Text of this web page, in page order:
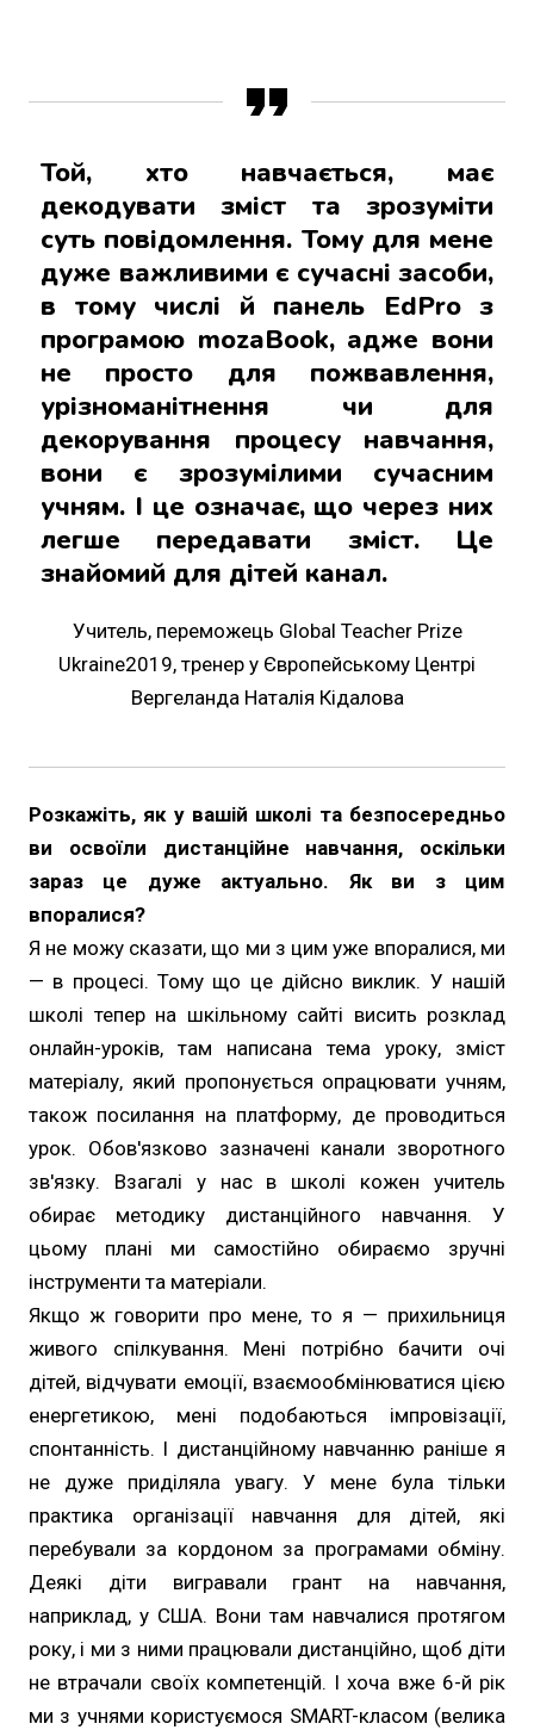
Той, хто навчається, має
декодувати зміст та зрозуміти
суть повідомлення. Тому для мене
дуже важливими є сучасні засоби,
в тому числі й панель EdPro з
програмою mozaBook, адже вони
не просто для пожвавлення,
урізноманітнення чи для
декорування процесу навчання,
вони є зрозумілими сучасним
учням. І це означає, що через них
легше передавати зміст. Це
знайомий для дітей канал.
Учитель, переможець Global Teacher Prize
Ukraine2019, тренер у Європейському Центрі
Вергеланда Наталія Кідалова
Розкажіть, як у вашій школі та безпосередньо
ви освоїли дистанційне навчання, оскільки
зараз це дуже актуально. Як ви з цим
впоралися?
Я не можу сказати, що ми з цим уже впоралися, ми
— в процесі. Тому що це дійсно виклик. У нашій
школі тепер на шкільному сайті висить розклад
онлайн-уроків, там написана тема уроку, зміст
матеріалу, який пропонується опрацювати учням,
також посилання на платформу, де проводиться
урок. Обов'язково зазначені канали зворотного
зв'язку. Взагалі у нас в школі кожен учитель
обирає методику дистанційного навчання. У
цьому плані ми самостійно обираємо зручні
інструменти та матеріали.
Якщо ж говорити про мене, то я — прихильниця
живого спілкування. Мені потрібно бачити очі
дітей, відчувати емоції, взаємообмінюватися цією
енергетикою, мені подобаються імпровізації,
спонтанність. І дистанційному навчанню раніше я
не дуже приділяла увагу. У мене була тільки
практика організації навчання для дітей, які
перебували за кордоном за програмами обміну.
Деякі діти вигравали грант на навчання,
наприклад, у США. Вони там навчалися протягом
року, і ми з ними працювали дистанційно, щоб діти
не втрачали своїх компетенцій. І хоча вже 6-й рік
ми з учнями користуємося SMART-класом (велика